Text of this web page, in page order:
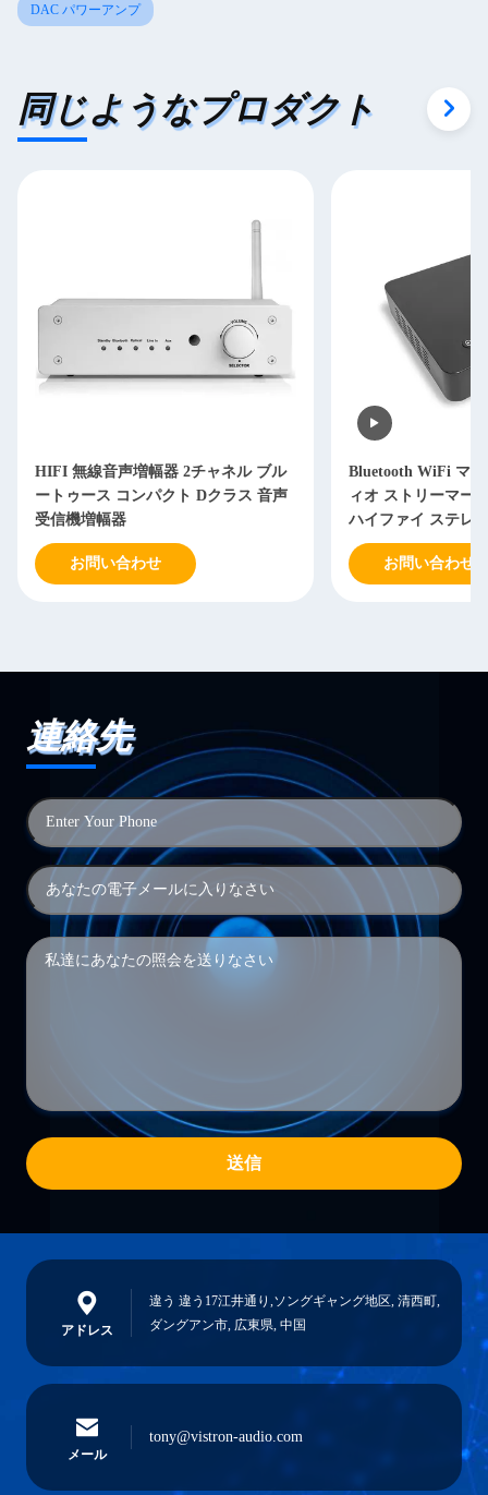
DAC パワーアンプ
同じようなプロダクト
HIFI 無線音声増幅器 2チャネル ブル
ートゥース コンパクト Dクラス 音声
受信機増幅器
お問い合わせ
Bluetooth WiFi マ
ィオ ストリーマー
ハイファイ ステレ
アンプ リシーバー
お問い合わせ
連絡先
送信
アドレス
違う 違う17江井通り,ソングギャング地区, 清西町,
ダングアン市, 広東県, 中国
メール
tony@vistron-audio.com